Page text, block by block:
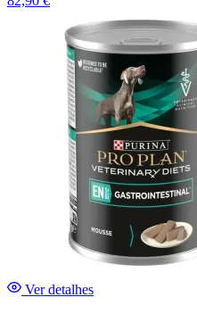
Ver detalhes